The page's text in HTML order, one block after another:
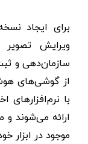
برای ایجاد
ویرایش
سازمان‌دهی و
از گوشی‌های
با نرم‌افزارهای
ارائه می‌شوند
موجود در ابزار